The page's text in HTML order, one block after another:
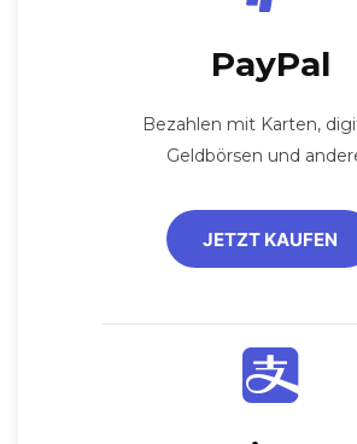
PayPal
Bezahlen mit Karten,
Geldbörsen und
JETZT KAUFEN